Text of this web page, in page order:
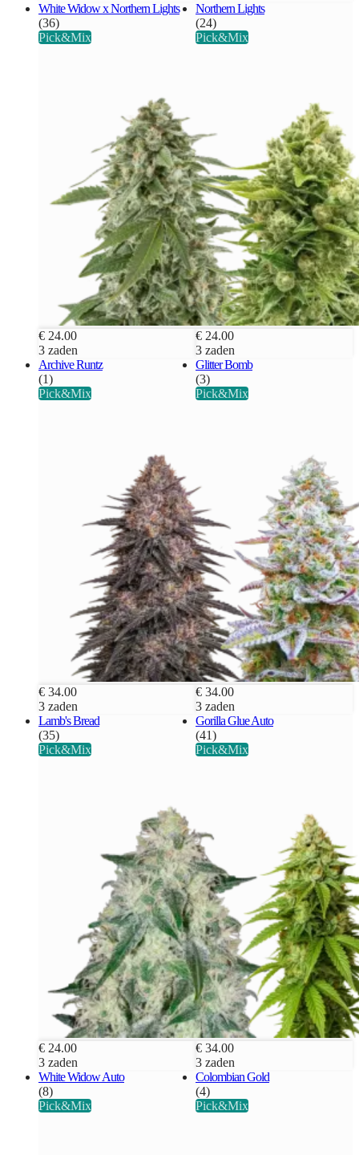
White Widow x Northern Lights
(36)
Pick&Mix
€ 24.00
3 zaden
Northern Lights
(24)
Pick&Mix
€ 24.00
3 zaden
Archive Runtz
(1)
Pick&Mix
€ 34.00
3 zaden
Glitter Bomb
(3)
Pick&Mix
€ 34.00
3 zaden
Lamb's Bread
(35)
Pick&Mix
€ 24.00
3 zaden
Gorilla Glue Auto
(41)
Pick&Mix
€ 34.00
3 zaden
White Widow Auto
(8)
Pick&Mix
Colombian Gold
(4)
Pick&Mix